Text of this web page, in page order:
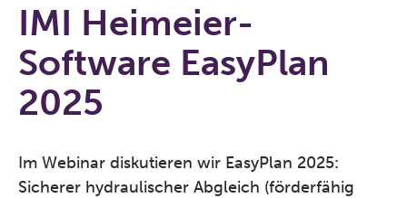
IMI Heimeier-
Software EasyPlan
2025
Im Webinar diskutieren wir EasyPlan 2025:
Sicherer hydraulischer Abgleich (förderfähig